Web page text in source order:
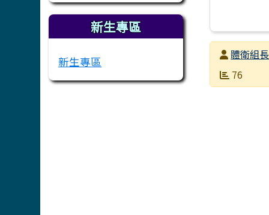
新生專區
新生專區
發布者體衛組長
發布日期
瀏覽次數
76